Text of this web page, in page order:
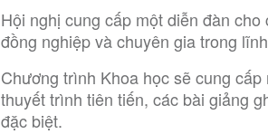
Hội nghị cung cấp một diễn đàn
đồng nghiệp và chuyên gia trong
Chương trình Khoa học sẽ cung
thuyết trình tiên tiến, các bài giảng
đặc biệt.